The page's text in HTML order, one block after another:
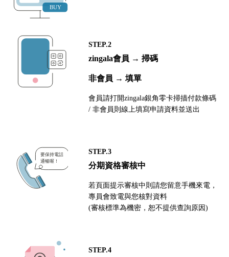
STEP.2
zingala會員 → 掃碼
非會員 → 填單
會員請打開zingala銀角零卡掃描付款條碼
/ 非會員則線上填寫申請資料並送出
STEP.3
分期資格審核中
若頁面提示審核中則請您留意手機來電，
專員會致電與您核對資料
(審核標準為機密，恕不提供查詢原因)
STEP.4